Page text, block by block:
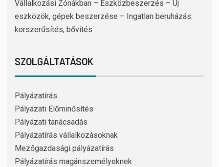
Vállalkozási Zónákban – Eszközbeszerzés – Új
eszközök, gépek beszerzése – Ingatlan beruházás:
korszerűsítés, bővítés
SZOLGÁLTATÁSOK
Pályázatírás
Pályázati Előminősítés
Pályázati tanácsadás
Pályázatírás vállalkozásoknak
Mezőgazdasági pályázatírás
Pályázatírás magánszemélyeknek